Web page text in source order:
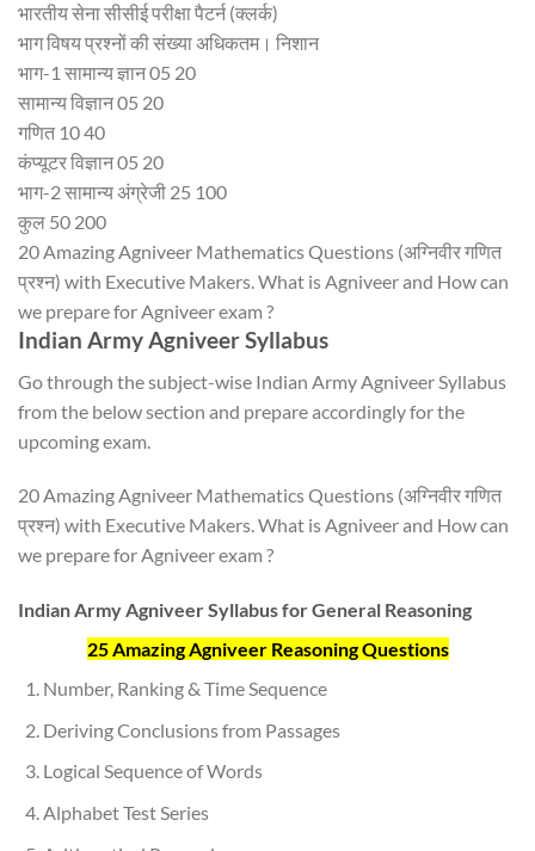
भारतीय सेना सीसीई परीक्षा पैटर्न (क्लर्क)
भाग विषय प्रश्नों की संख्या अधिकतम। निशान
भाग-1 सामान्य ज्ञान 05 20
सामान्य विज्ञान 05 20
गणित 10 40
कंप्यूटर विज्ञान 05 20
भाग-2 सामान्य अंग्रेजी 25 100
कुल 50 200
20 Amazing Agniveer Mathematics Questions (अग्निवीर गणित
प्रश्न) with Executive Makers. What is Agniveer and How can
we prepare for Agniveer exam ?
Indian Army Agniveer Syllabus
Go through the subject-wise Indian Army Agniveer Syllabus
from the below section and prepare accordingly for the
upcoming exam.
20 Amazing Agniveer Mathematics Questions (अग्निवीर गणित
प्रश्न) with Executive Makers. What is Agniveer and How can
we prepare for Agniveer exam ?
Indian Army Agniveer Syllabus for General Reasoning
25 Amazing Agniveer Reasoning Questions
Number, Ranking & Time Sequence
Deriving Conclusions from Passages
Logical Sequence of Words
Alphabet Test Series